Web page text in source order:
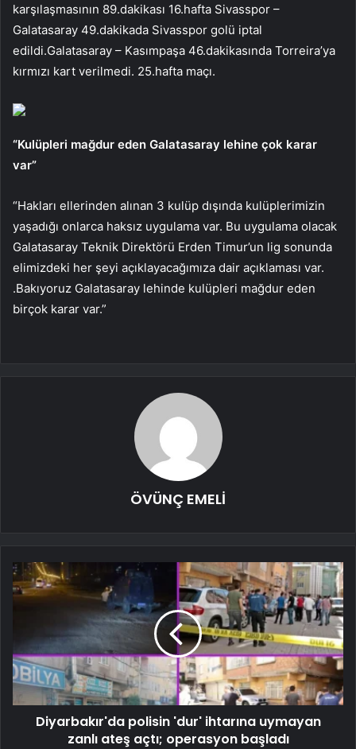
karşılaşmasının 89.dakikası 16.hafta Sivasspor –
Galatasaray 49.dakikada Sivasspor golü iptal
edildi.Galatasaray – Kasımpaşa 46.dakikasında Torreira’ya
kırmızı kart verilmedi. 25.hafta maçı.
“Kulüpleri mağdur eden Galatasaray lehine çok karar
var”
“Hakları ellerinden alınan 3 kulüp dışında kulüplerimizin
yaşadığı onlarca haksız uygulama var. Bu uygulama olacak
Galatasaray Teknik Direktörü Erden Timur’un lig sonunda
elimizdeki her şeyi açıklayacağımıza dair açıklaması var.
.Bakıyoruz Galatasaray lehinde kulüpleri mağdur eden
birçok karar var.”
ÖVÜNÇ EMELİ
Diyarbakır'da polisin 'dur' ihtarına uymayan
zanlı ateş açtı; operasyon başladı